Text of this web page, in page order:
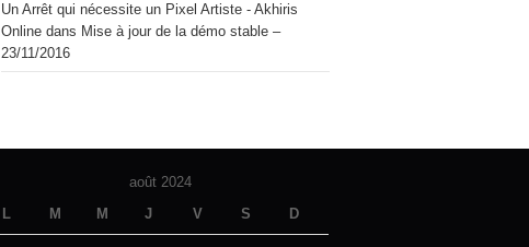
Un Arrêt qui nécessite un Pixel Artiste - Akhiris
Online dans Mise à jour de la démo stable –
23/11/2016
août 2024
L M M J V S D